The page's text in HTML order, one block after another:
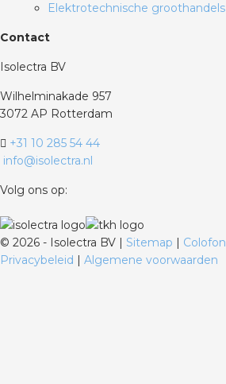
Elektrotechnische groothandels
Contact
Isolectra BV
Wilhelminakade 957
3072 AP Rotterdam
+31 10 285 54 44
info@isolectra.nl
Volg ons op:
© 2026 - Isolectra BV | Sitemap | Colofon
Privacybeleid | Algemene voorwaarden